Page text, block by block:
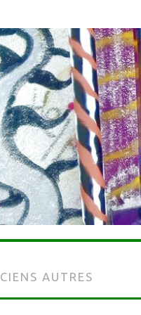
AUTRES